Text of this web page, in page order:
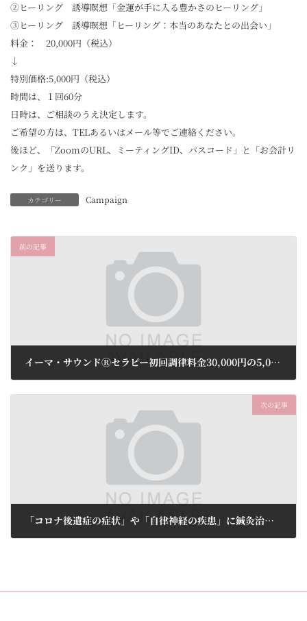
②ヒーリング 誘導瞑想「金運が手に入る豊かさのヒーリング」
③ヒーリング 誘導瞑想「ヒーリング：本当のあなたとの出会い」
料金： 20,000円（税込）
↓
特別価格:5,000円（税込）
時間は、１回60分
日時は、ご相談のうえ決定します。
ご希望の方は、TELあるいはメール等でご連絡ください。
後ほど、「ZoomのURL、ミーティングID、パスコード」と「お会計リ
ンク」を送ります。
カテゴリー Campaign
前の記事
イーマ・サウンドⓇセラピー初回調律料金30,000円の5,000円OFF！ ⇒ 25,000円(税込)
次の記事
「コロナ後遺症の症状」や「自律神経の疾患」に鍼灸治療はいかがでしょうか。トライアルコース5,200円(税込)